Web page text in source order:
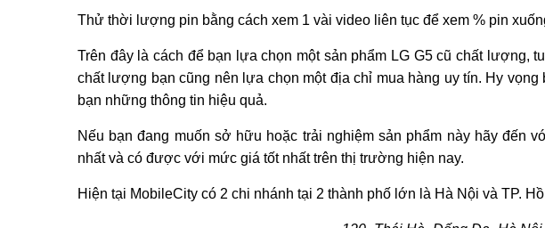
Thử thời lượng pin bằng cách xem 1 vài video liên tục để xem % pin
Trên đây là cách để bạn lựa chọn một sản phẩm LG G5 cũ chất lượng,
chất lượng bạn cũng nên lựa chọn một địa chỉ mua hàng uy tín. Hy
bạn những thông tin hiệu quả.
Nếu bạn đang muốn sở hữu hoặc trải nghiệm sản phẩm này hãy đến
nhất và có được với mức giá tốt nhất trên thị trường hiện nay.
Hiện tại MobileCity có 2 chi nhánh tại 2 thành phố lớn là Hà Nội và TP.